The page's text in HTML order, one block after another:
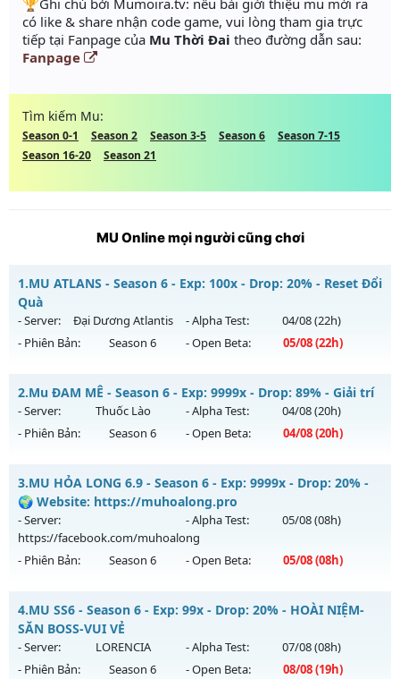
️🏆Ghi chú bởi Mumoira.tv: nếu bài giới thiệu mu mới ra
có like & share nhận code game, vui lòng tham gia trực
tiếp tại Fanpage của Mu Thời Đai theo đường dẫn sau:
Fanpage
Tìm kiếm Mu:
Season 0-1 Season 2 Season 3-5 Season 6
Season 7-15
Season 16-20
Season 21
MU Online mọi người cũng chơi
1.MU ATLANS - Season 6 - Exp: 100x - Drop: 20% - Reset Đổi
Quà
- Server: Đại Dương Atlantis - Alpha Test: 04/08(22h)
- Phiên Bản:
Season 6 - Open Beta: 05/08(22h)
MU ATLANS - Reset Đổi Quà
Mu mới ra tháng 08 2026 - Mở máy chủ
Đại Dương Atlantis
vào 22h ngày 05/08/2626
Kiểu reset: Reset In Game
Thể loại: Mu Nguyên bản Webzen
Antihack: Shark
2.Mu ĐAM MÊ - Season 6 - Exp: 9999x - Drop: 89% - Giải trí
- Server: Thuốc Lào - Alpha Test: 04/08(20h)
- Phiên Bản:
Season 6 - Open Beta: 04/08(20h)
Mu ĐAM MÊ - Giải trí
Mu mới ra tháng 08 2026 - Mở máy chủ
ngày 04/08/2626
Exp: 9999x - Drop: 89%
Antihack: UGK
3.MU HỎA LONG 6.9 - Season 6 - Exp: 9999x - Drop: 20% -
🌍 Website: https://muhoalong.pro
- Server:
https://facebook.com/muhoalong
- Alpha Test: 05/08(08h)
- Phiên Bản: Season 6 - Open Beta: 05/08(08h)
MU HỎA LONG 6.9 - 🌍 Website: https://muhoalong.pro
Mu mới ra tháng 08 2026 - Mở máy chủ
https://facebook.com/muhoalongvào 08h ngày
05/08/2626
4.MU SS6 - Season 6 - Exp: 99x - Drop: 20% - HOÀI NIỆM-
SĂN BOSS-VUI VẺ
- Server: LORENCIA - Alpha Test: 07/08(08h)
- Phiên Bản:
Season 6 - Open Beta: 08/08(19h)